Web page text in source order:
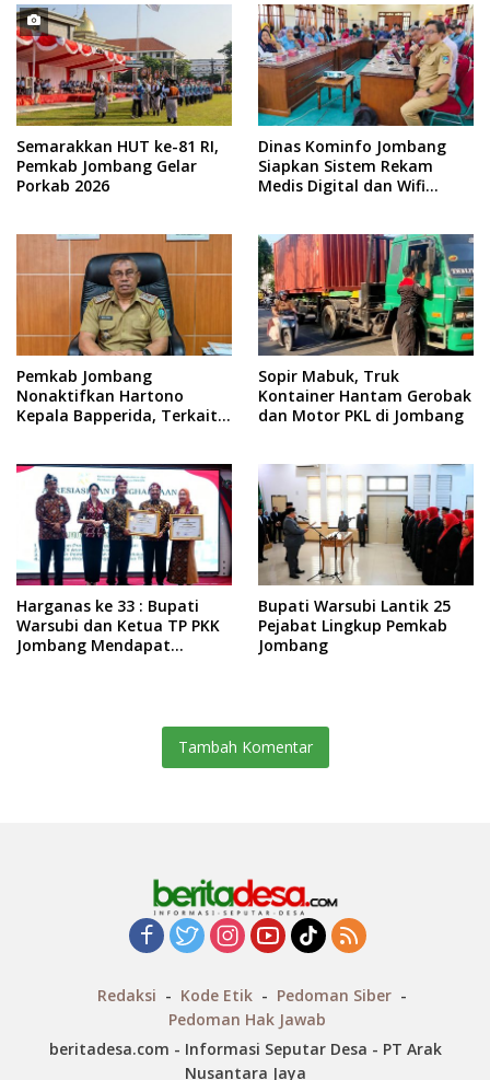
Semarakkan HUT ke-81 RI,
Pemkab Jombang Gelar
Porkab 2026
Dinas Kominfo Jombang
Siapkan Sistem Rekam
Medis Digital dan Wifi
Pemkab Jombang
Nonaktifkan Hartono
Kepala Bapperida, Terkait
Sopir Mabuk, Truk
Kontainer Hantam Gerobak
dan Motor PKL di Jombang
Harganas ke 33 : Bupati
Warsubi dan Ketua TP PKK
Jombang Mendapat
Bupati Warsubi Lantik 25
Pejabat Lingkup Pemkab
Jombang
Tambah Komentar
Redaksi Kode Etik
Pedoman Siber
Pedoman Hak Jawab
beritadesa.com - Informasi Seputar Desa - PT Arak
Nusantara Jaya